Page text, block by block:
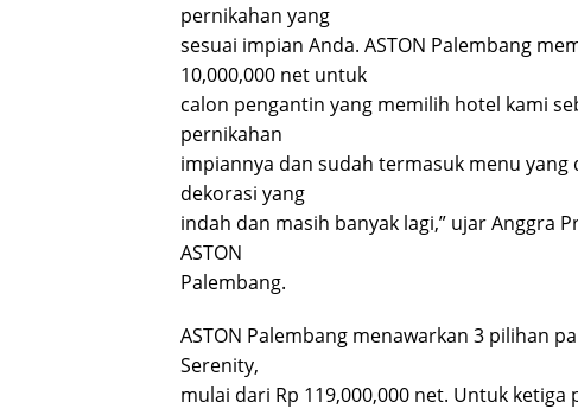
pernikahan yang
sesuai impian Anda. ASTON Palembang
10,000,000 net untuk
calon pengantin yang memilih hotel kami
pernikahan
impiannya dan sudah termasuk menu
dekorasi yang
indah dan masih banyak lagi,” ujar Anggra
ASTON
Palembang.
ASTON Palembang menawarkan 3 pilihan
Serenity,
mulai dari Rp 119,000,000 net. Untuk